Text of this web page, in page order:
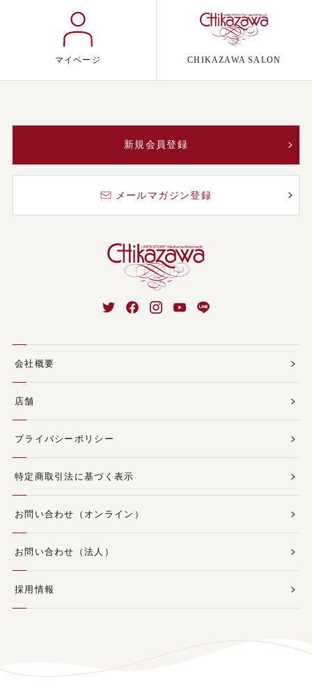
マイページ CHIKAZAWA SALON
新規会員登録
メールマガジン登録
会社概要
店舗
プライバシーポリシー
特定商取引法に基づく表示
お問い合わせ（オンライン）
お問い合わせ（法人）
採用情報